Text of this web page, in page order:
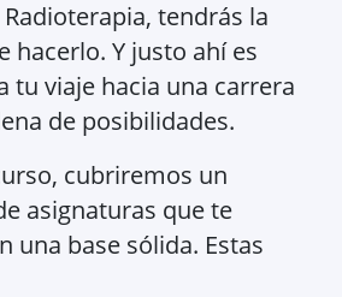
tendrás la
hacerlo. Y justo ahí es
tu viaje hacia una carrera
de posibilidades.
cubriremos un
asignaturas que te
una base sólida. Estas